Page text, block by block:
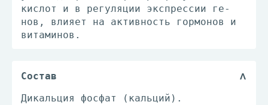
кислот и в регуляции экспрессии ге-
нов, влияет на активность гормонов и
витаминов.
Состав
Дикальция фосфат (кальций).